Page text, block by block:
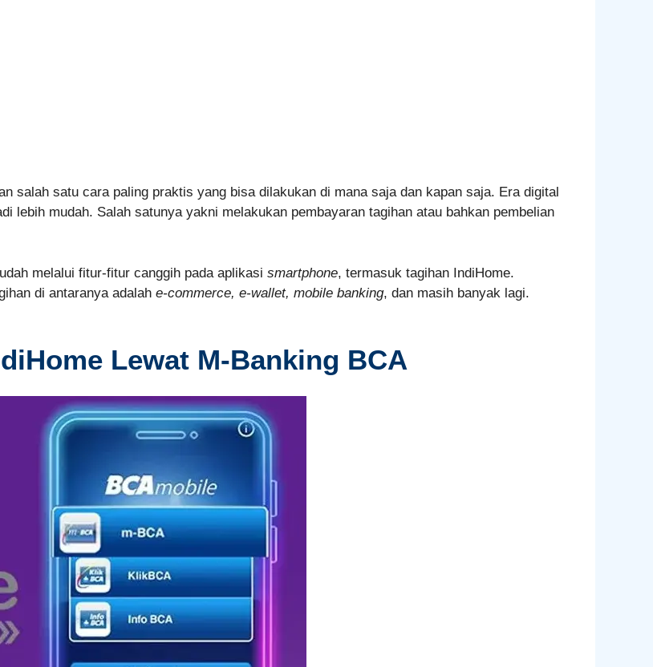
salah satu cara paling praktis yang bisa dilakukan di mana saja dan kapan saja. Era digital
lebih mudah. Salah satunya yakni melakukan pembayaran tagihan atau bahkan pembelian
melalui fitur-fitur canggih pada aplikasi smartphone, termasuk tagihan IndiHome.
di antaranya adalah e-commerce, e-wallet, mobile banking, dan masih banyak lagi.
Lewat M-Banking BCA